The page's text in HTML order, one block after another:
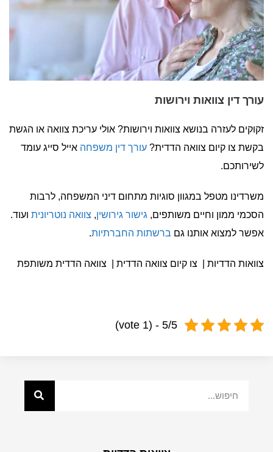
עורך דין צוואות וירושות
זקוקים לעזרה בנושא צוואות וירושות? אולי עריכת צוואה או הגשת
בקשת צו קיום צוואה הדדית? עורך דין משפחה אייל סייג עומד
לשירותכם.
משרדינו מטפל במגוון סוגיות מתחום דיני המשפחה, לרבות
הסכמי ממון וחיים משותפים, גישור גירושין, צוואה נוטריונית ועוד.
אפשר למצוא אותנו גם ברשתות החברתיות.
צוואות הדדיות | צו קיום צוואה הדדית | צוואה הדדית משותפת
5/5 - (1 vote)